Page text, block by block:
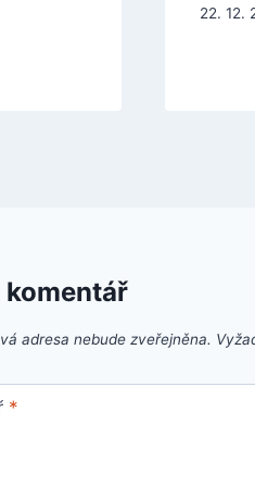
22. 12.
komentář
adresa nebude zveřejněna.
*